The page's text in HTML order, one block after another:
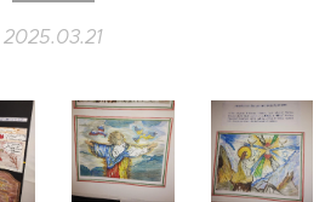
2025.03.21